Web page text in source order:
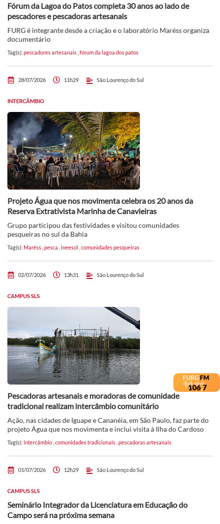
Fórum da Lagoa do Patos completa 30 anos ao lado de
pescadores e pescadoras artesanais
FURG é integrante desde a criação e o laboratório Maréss organiza
documentário
Tag(s): pescadores artesanais fórum da lagoa dos patos
28/07/2026 11h29 São Lourenço do Sul
INTERCÂMBIO
Projeto Água que nos movimenta celebra os 20 anos da
Reserva Extrativista Marinha de Canavieiras
Grupo participou das festividades e visitou comunidades
pesqueiras no sul da Bahia
Tag(s): Maréss pesca ineesol comunidades pesqueiras
02/07/2026 13h31 São Lourenço do Sul
CAMPUS SLS
Pescadoras artesanais e moradoras de comunidade
tradicional realizam intercâmbio comunitário
Ação, nas cidades de Iguape e Cananéia, em São Paulo, faz parte do
projeto Água que nos movimenta e inclui visita à Ilha do Cardoso
Tag(s): intercâmbio comunidades tradicionais pescadoras artesanais
01/07/2026 12h29 São Lourenço do Sul
CAMPUS SLS
Seminário Integrador da Licenciatura em Educação do
Campo será na próxima semana